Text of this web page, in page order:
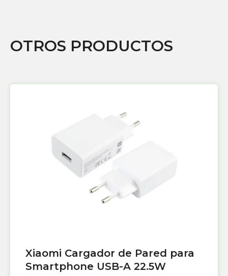
OTROS PRODUCTOS
Xiaomi Cargador de Pared para
Smartphone USB-A 22.5W